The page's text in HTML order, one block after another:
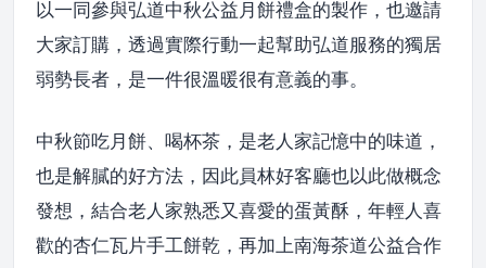
以一同參與弘道中秋公益月餅禮盒的製作，也邀請
大家訂購，透過實際行動一起幫助弘道服務的獨居
弱勢長者，是一件很溫暖很有意義的事。
中秋節吃月餅、喝杯茶，是老人家記憶中的味道，
也是解膩的好方法，因此員林好客廳也以此做概念
發想，結合老人家熟悉又喜愛的蛋黃酥，年輕人喜
歡的杏仁瓦片手工餅乾，再加上南海茶道公益合作